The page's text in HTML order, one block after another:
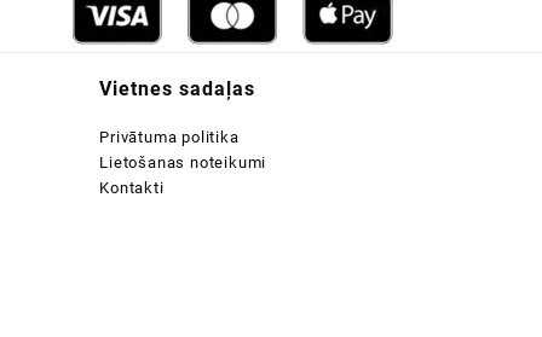
Vietnes sadaļas
Privātuma politika
Lietošanas noteikumi
Kontakti